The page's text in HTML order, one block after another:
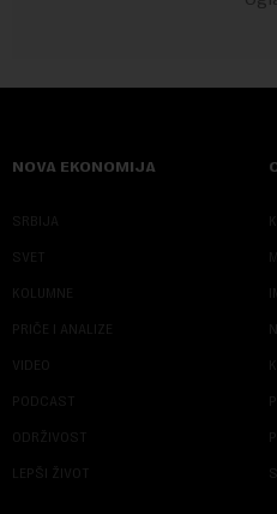
NOVA EKONOMIJA
SRBIJA
SVET
KOLUMNE
PRIČE I ANALIZE
VIDEO
PODCAST
ODRŽIVOST
LEPŠI ŽIVOT